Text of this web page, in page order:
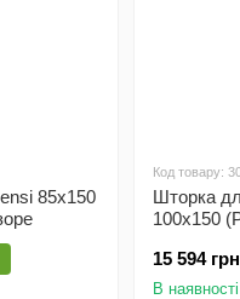
85х150
Код товару:
Шторка
100х150
15 594 грн
В наявності